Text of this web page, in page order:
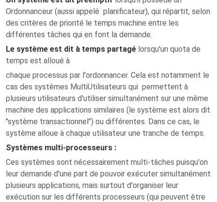
Ordonnanceur (aussi appelé planificateur), qui répartit, selon
des critères de priorité le temps machine entre les
différentes tâches qui en font la demande.
Le système est dit à temps partagé lorsqu'un quota de
temps est alloué à
chaque processus par l'ordonnancer. Cela est notamment le
cas des systèmes MultiUtilisateurs qui permettent à
plusieurs utilisateurs d'utiliser simultanément sur une même
machine des applications similaires (le système est alors dit
"système transactionnel") ou différentes. Dans ce cas, le
système alloue à chaque utilisateur une tranche de temps.
Systèmes multi-processeurs :
Ces systèmes sont nécessairement multi-tâches puisqu'on
leur demande d'une part de pouvoir exécuter simultanément
plusieurs applications, mais surtout d'organiser leur
exécution sur les différents processeurs (qui peuvent être